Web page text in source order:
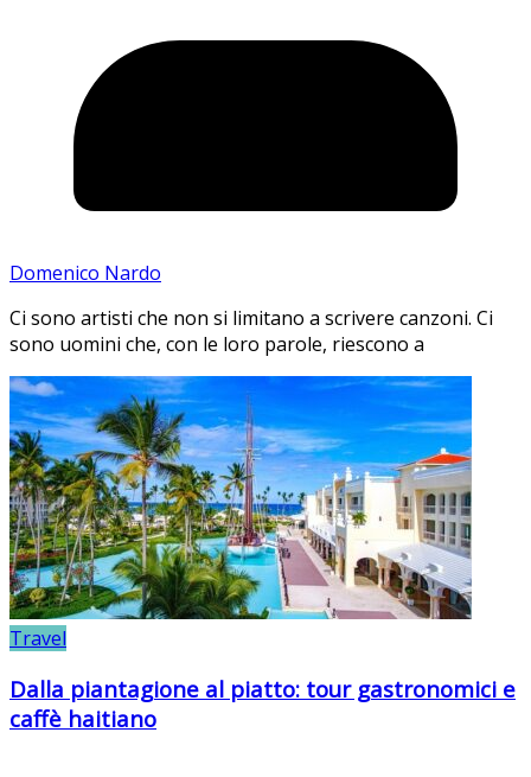
Domenico Nardo
Ci sono artisti che non si limitano a scrivere canzoni. Ci
sono uomini che, con le loro parole, riescono a
Travel
Dalla piantagione al piatto: tour gastronomici e
caffè haitiano